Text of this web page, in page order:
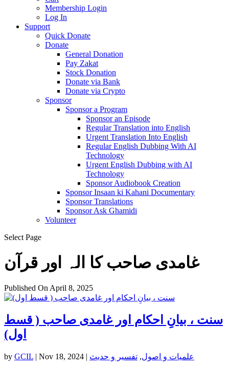
Membership Login
Log In
Support
Quick Donate
Donate
General Donation
Pay Zakat
Stock Donation
Donate via Bank
Donate via Crypto
Sponsor
Sponsor a Program
Sponsor an Episode
Regular Translation into English
Urgent Translation Into English
Regular English Dubbing With AI
Technology
Urgent English Dubbing with AI
Technology
Sponsor Audiobook Creation
Sponsor Insaan ki Kahani Documentary
Sponsor Translations
Sponsor Ask Ghamidi
Volunteer
Select Page
غامدی صاحب کا الہ اور قرآن
Published On April 8, 2025
سنت ، بیانِ احکام اور غامدی صاحب ( قسط
اول)
by GCIL | Nov 18, 2024 | علمیات و اصول, تفسیر و حدیث